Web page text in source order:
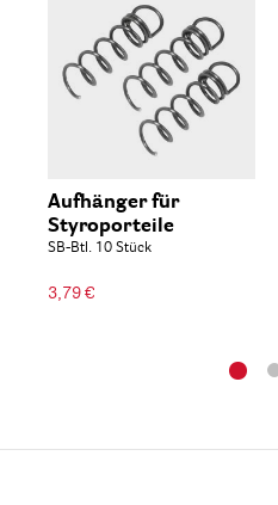
Aufhänger für
Styroporteile
SB-Btl. 10 Stück
3,79 €